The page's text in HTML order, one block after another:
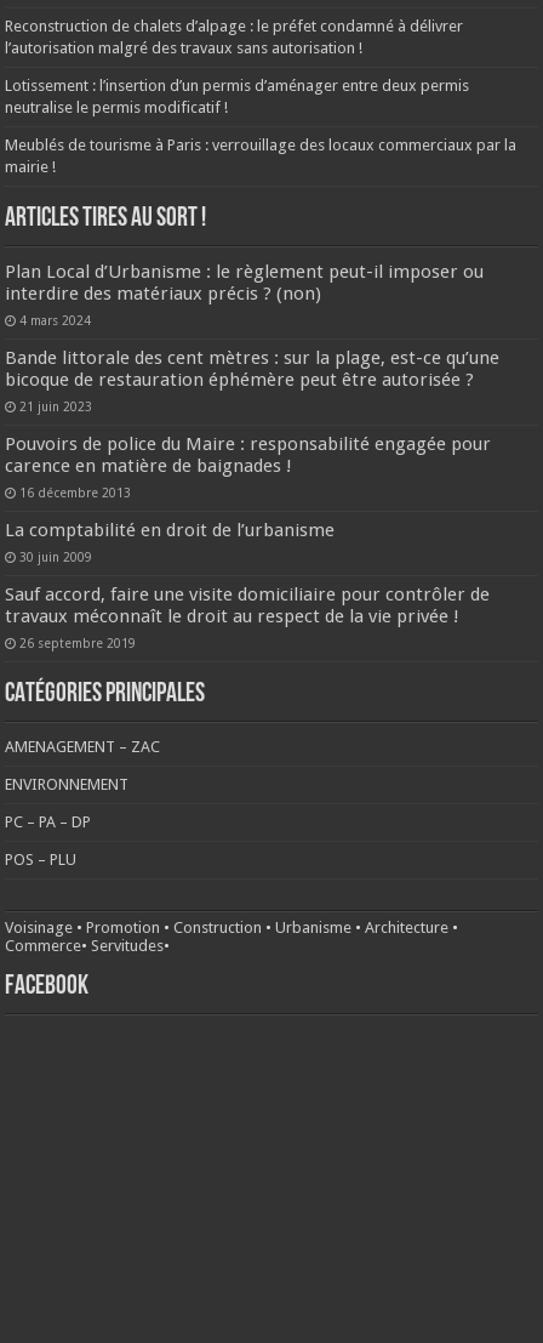
Reconstruction de chalets d’alpage : le préfet condamné à délivrer
l’autorisation malgré des travaux sans autorisation !
Lotissement : l’insertion d’un permis d’aménager entre deux permis
neutralise le permis modificatif !
Meublés de tourisme à Paris : verrouillage des locaux commerciaux par la
mairie !
ARTICLES TIRES AU SORT !
Plan Local d’Urbanisme : le règlement peut-il imposer ou
interdire des matériaux précis ? (non)
4 mars 2024
Bande littorale des cent mètres : sur la plage, est-ce qu’une
bicoque de restauration éphémère peut être autorisée ?
21 juin 2023
Pouvoirs de police du Maire : responsabilité engagée pour
carence en matière de baignades !
16 décembre 2013
La comptabilité en droit de l’urbanisme
30 juin 2009
Sauf accord, faire une visite domiciliaire pour contrôler de
travaux méconnaît le droit au respect de la vie privée !
26 septembre 2019
CATÉGORIES PRINCIPALES
AMENAGEMENT – ZAC
ENVIRONNEMENT
PC – PA – DP
POS – PLU
Voisinage •Promotion •Construction •Urbanisme •Architecture •
Commerce• Servitudes•
FACEBOOK